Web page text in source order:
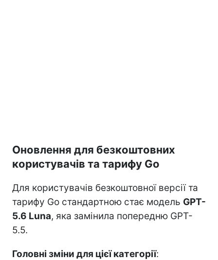
Оновлення для безкоштовних
користувачів та тарифу Go
Для користувачів безкоштовної версії та
тарифу Go стандартною стає модель GPT-
5.6 Luna, яка замінила попередню GPT-
5.5.
Головні зміни для цієї категорії: